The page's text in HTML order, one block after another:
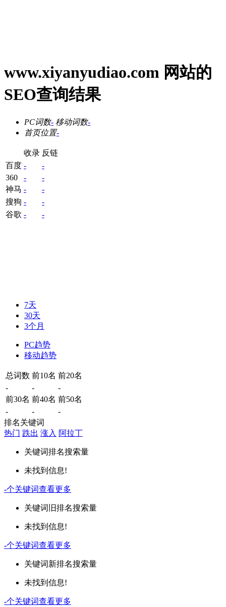
www.xiyanyudiao.com 网站的
SEO查询结果
PC词数- 移动词数-
首页位置-
收录 反链
百度 -
-
360
-
-
神马 -
-
搜狗 -
-
谷歌 - -
7天
30天
3个月
PC趋势
移动趋势
总词数 前10名 前20名
-
-
-
前30名 前40名 前50名
-
-
-
排名关键词
热门 跌出 涨入 阿拉丁
关键词排名搜索量
未找到信息!
-个关键词查看更多
关键词 旧排名搜索量
未找到信息!
-个关键词查看更多
关键词新排名搜索量
未找到信息!
-个关键词查看更多